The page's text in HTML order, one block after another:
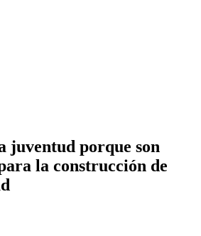
juventud porque son
la construcción de